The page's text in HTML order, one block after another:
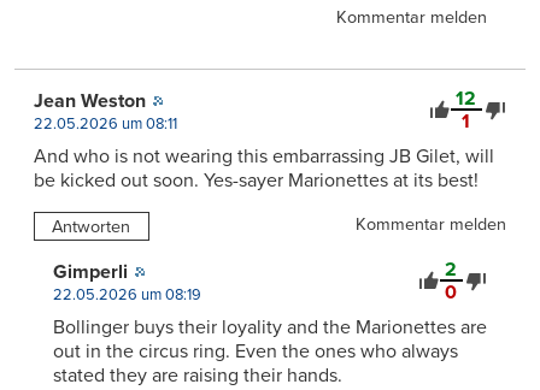
Kommentar melden
12
1
Jean Weston
22.05.2026 um 08:11
And who is not wearing this embarrassing JB Gilet, will
be kicked out soon. Yes-sayer Marionettes at its best!
Antworten Kommentar melden
2
0
Gimperli
22.05.2026 um 08:19
Bollinger buys their loyality and the Marionettes are
out in the circus ring. Even the ones who always
stated they are raising their hands.